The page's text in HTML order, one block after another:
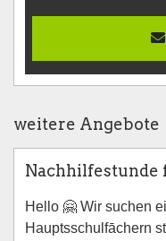
weitere Angebote
Nachhilfestunde
Hello 🤗 Wir suchen
Hauptsschulfāchern